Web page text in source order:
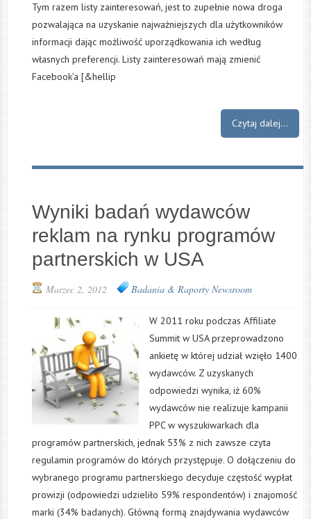
Tym razem listy zainteresowań, jest to zupełnie nowa droga
pozwalająca na uzyskanie najważniejszych dla użytkowników
informacji dając możliwość uporządkowania ich według
własnych preferencji. Listy zainteresowań mają zmienić
Facebook’a [&hellip
Czytaj dalej...
Wyniki badań wydawców
reklam na rynku programów
partnerskich w USA
Marzec 2, 2012 Badania & Raporty Newsroom
W 2011 roku podczas Affiliate
Summit w USA przeprowadzono
ankietę w której udział wzięło 1400
wydawców. Z uzyskanych
odpowiedzi wynika, iż 60%
wydawców nie realizuje kampanii
PPC w wyszukiwarkach dla
programów partnerskich, jednak 53% z nich zawsze czyta
regulamin programów do których przystępuje. O dołączeniu do
wybranego programu partnerskiego decyduje częstość wypłat
prowizji (odpowiedzi udzieliło 59% respondentów) i znajomość
marki (34% badanych). Główną formą znajdywania wydawców